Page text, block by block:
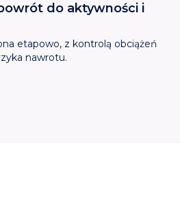
do aktywności i
etapowo, z kontrolą obciążeń
nawrotu.